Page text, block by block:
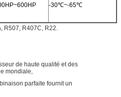
-30℃~-65℃
R507, R407C, R22.
de haute qualité et des
mondiale,
parfaite fournit un